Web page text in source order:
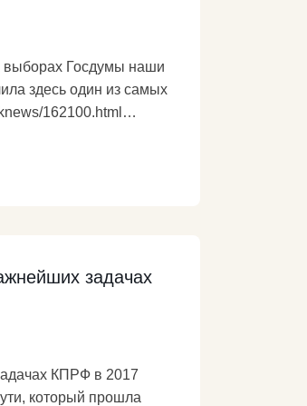
выборах Госдумы наши
здесь один из самых
162100.html
задачах
КПРФ в 2017
который прошла